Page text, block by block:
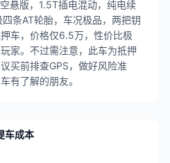
悬版，1.5T插电混动，纯电续
条AT轮胎，车况极品，两把钥
车，价格仅6.5万，性价比极
家。不过需注意，此车为抵押
买前排查GPS，做好风险准
有了解的朋友。
车成本